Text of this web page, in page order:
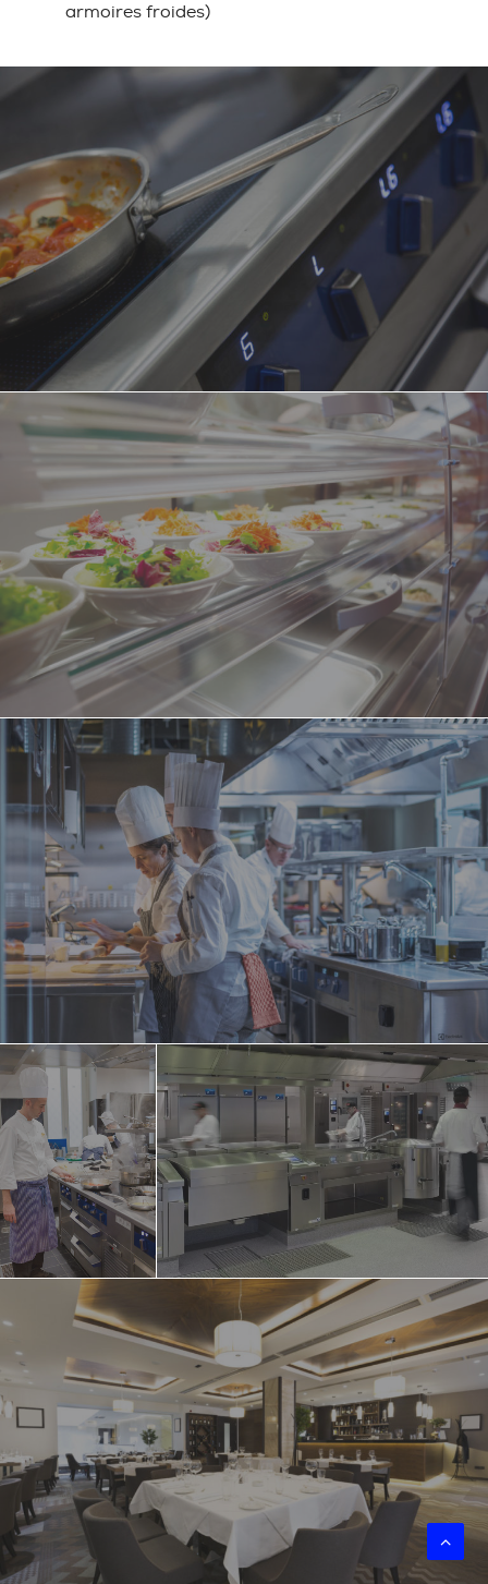
armoires froides)